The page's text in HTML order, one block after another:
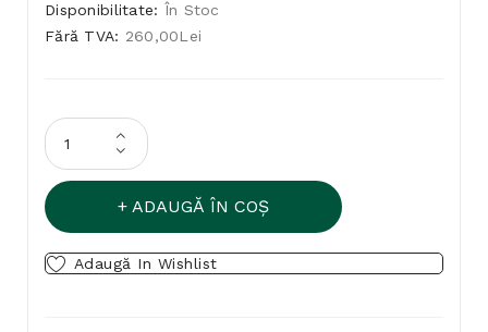
Disponibilitate: În Stoc
Fără TVA: 260,00Lei
ADAUGĂ ÎN COŞ
Adaugă In Wishlist